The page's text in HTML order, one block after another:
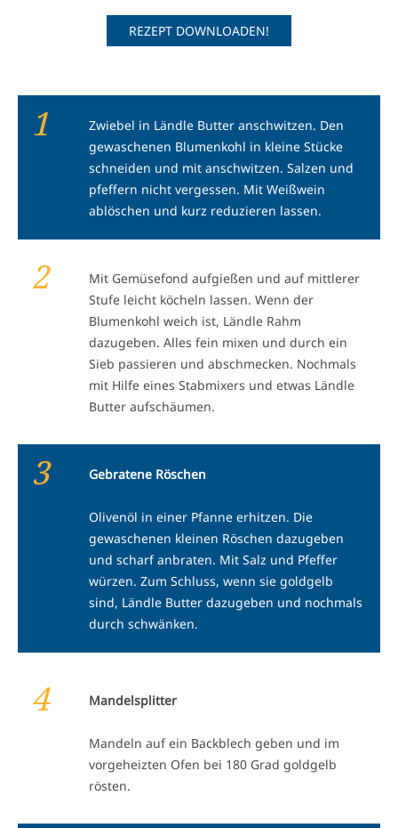
REZEPT DOWNLOADEN!
1
Zwiebel in Ländle Butter anschwitzen. Den
gewaschenen Blumenkohl in kleine Stücke
schneiden und mit anschwitzen. Salzen und
pfeffern nicht vergessen. Mit Weißwein
ablöschen und kurz reduzieren lassen.
2
Mit Gemüsefond aufgießen und auf mittlerer
Stufe leicht köcheln lassen. Wenn der
Blumenkohl weich ist, Ländle Rahm
dazugeben. Alles fein mixen und durch ein
Sieb passieren und abschmecken. Nochmals
mit Hilfe eines Stabmixers und etwas Ländle
Butter aufschäumen.
3 Gebratene Röschen
Olivenöl in einer Pfanne erhitzen. Die
gewaschenen kleinen Röschen dazugeben
und scharf anbraten. Mit Salz und Pfeffer
würzen. Zum Schluss, wenn sie goldgelb
sind, Ländle Butter dazugeben und nochmals
durch schwänken.
4 Mandelsplitter
Mandeln auf ein Backblech geben und im
vorgeheizten Ofen bei 180 Grad goldgelb
rösten.